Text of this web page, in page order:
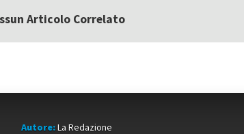
nuova
finestra)
una
nuova
Articolo Correlato
Autore:La Redazione